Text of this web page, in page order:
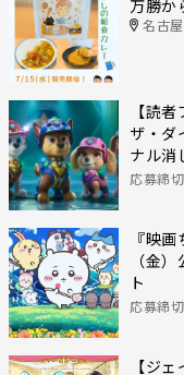
万勝か
名古
【読
ザ・ダ
ナル消
応募締
『映
（金
ト
応募締
【ジ